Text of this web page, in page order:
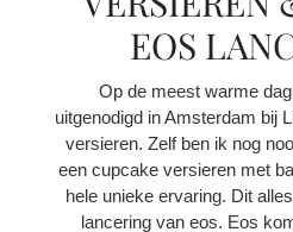
EOS
Op de meest warme
uitgenodigd in Amsterdam bij
versieren. Zelf ben ik nog
een cupcake versieren met
hele unieke ervaring. Dit
lancering van eos. Eos